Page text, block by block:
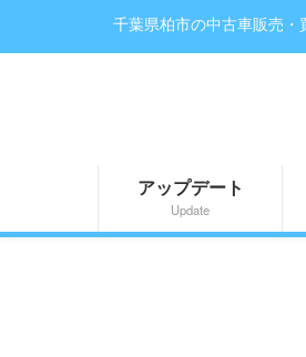
千葉県柏市の中古車販売
アップデート
Update